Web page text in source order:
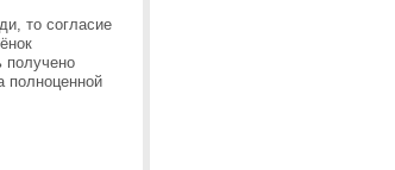
то согласие
получено
полноценной